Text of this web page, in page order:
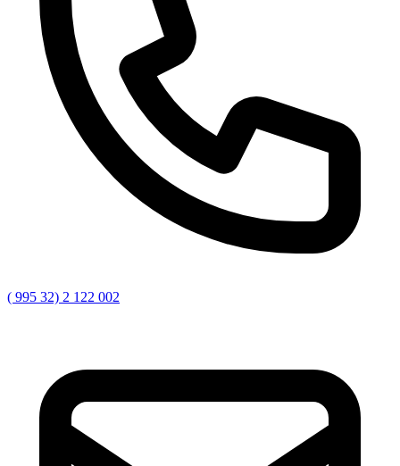
( 995 32) 2 122 002